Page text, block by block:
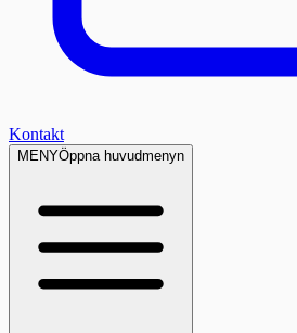
Kontakt
MENYÖppna huvudmenyn